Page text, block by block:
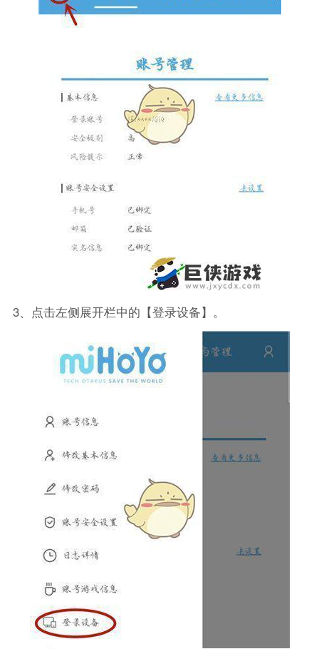
3、点击左侧展开栏中的【登录设备】。